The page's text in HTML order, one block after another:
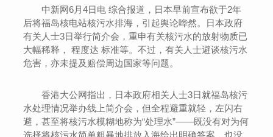
中新网6月4日电 综合报道，日本早前宣布欲于2年
后将福岛核电站核污水排海，引起舆论哗然。日本政府
有关人士3日举行简介会，重申有关核污水的放射物质已
大幅稀释， 程度达 标准等。不过，有关人士避谈核污水
危害，亦未提及赔偿周边国家等问题。
香港大公网指出，日本政府相关人士3日就福岛核污
水处理情况举办线上简介会，但全程避重就轻，左闪右
避，甚至将核污水模糊地称为“处理水”——既没有对为何
选择将核污水简单粗暴地排放入海给出明确答案，也没